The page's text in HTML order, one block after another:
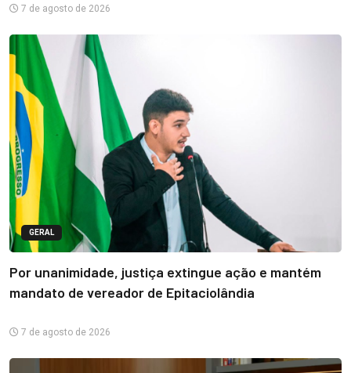
7 de agosto de 2026
GERAL
Por unanimidade, justiça extingue ação e mantém
mandato de vereador de Epitaciolândia
7 de agosto de 2026